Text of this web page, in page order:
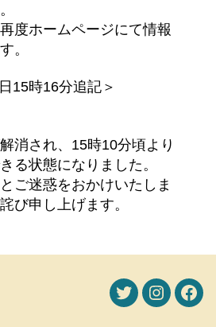
度ホームページにて情報
。
15時16分追記＞
消され、15時10分頃より
る状態になりました。
ご迷惑をおかけいたしま
び申し上げます。
X